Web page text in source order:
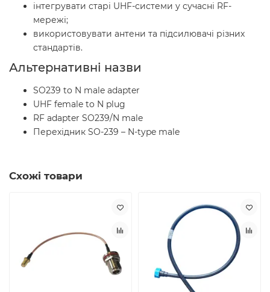
інтегрувати старі UHF-системи у сучасні RF-
мережі;
використовувати антени та підсилювачі різних
стандартів.
Альтернативні назви
SO239 to N male adapter
UHF female to N plug
RF adapter SO239/N male
Перехідник SO-239 – N-type male
Схожі товари